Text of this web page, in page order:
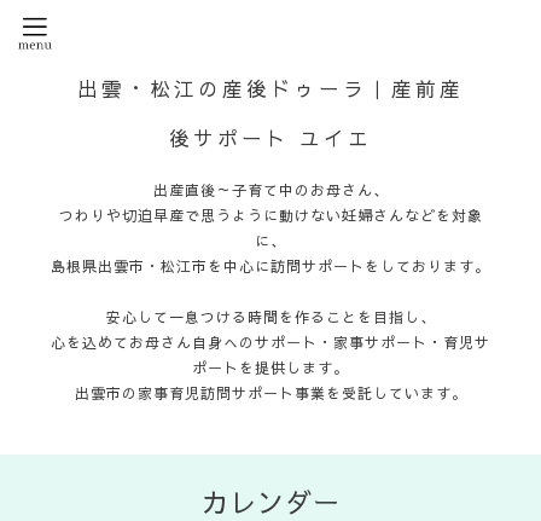
出雲・松江の産後ドゥーラ｜産前産
後サポート ユイエ
出産直後～子育て中のお母さん、
つわりや切迫早産で思うように動けない妊婦さんなどを対象
に、
島根県出雲市・松江市を中心に訪問サポートをしております。
安心して一息つける時間を作ることを目指し、
心を込めてお母さん自身へのサポート・家事サポート・育児サ
ポートを提供します。
出雲市の家事育児訪問サポート事業を受託しています。
カレンダー